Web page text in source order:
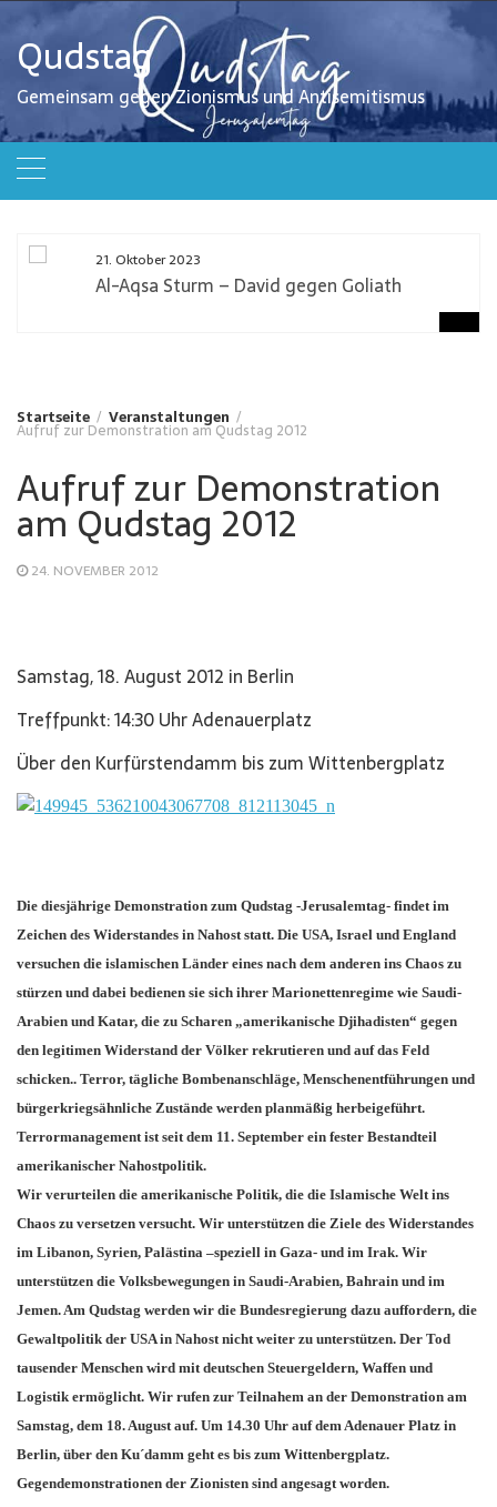
Zum
Inhalt
springen
Qudstag
Gemeinsam gegen Zionismus und Antisemitismus
21. Oktober 2023
Al-Aqsa Sturm – David gegen Goliath
Startseite Veranstaltungen
Aufruf zur Demonstration am Qudstag 2012
Aufruf zur Demonstration
am Qudstag 2012
24. NOVEMBER 2012
Samstag, 18. August 2012 in Berlin
Treffpunkt: 14:30 Uhr Adenauerplatz
Über den Kurfürstendamm bis zum Wittenbergplatz
Die diesjährige Demonstration zum Qudstag -Jerusalemtag- findet im
Zeichen des Widerstandes in Nahost statt. Die USA, Israel und England
versuchen die islamischen Länder eines nach dem anderen ins Chaos zu
stürzen und dabei bedienen sie sich ihrer Marionettenregime wie Saudi-
Arabien und Katar, die zu Scharen „amerikanische Djihadisten“ gegen
den legitimen Widerstand der Völker rekrutieren und auf das Feld
schicken.. Terror, tägliche Bombenanschläge, Menschenentführungen und
bürgerkriegsähnliche Zustände werden planmäßig herbeigeführt.
Terrormanagement ist seit dem 11. September ein fester Bestandteil
amerikanischer Nahostpolitik.
Wir verurteilen die amerikanische Politik, die die Islamische Welt ins
Chaos zu versetzen versucht. Wir unterstützen die Ziele des Widerstandes
im Libanon, Syrien, Palästina –speziell in Gaza- und im Irak. Wir
unterstützen die Volksbewegungen in Saudi-Arabien, Bahrain und im
Jemen. Am Qudstag werden wir die Bundesregierung dazu auffordern, die
Gewaltpolitik der USA in Nahost nicht weiter zu unterstützen. Der Tod
tausender Menschen wird mit deutschen Steuergeldern, Waffen und
Logistik ermöglicht. Wir rufen zur Teilnahem an der Demonstration am
Samstag, dem 18. August auf. Um 14.30 Uhr auf dem Adenauer Platz in
Berlin, über den Ku´damm geht es bis zum Wittenbergplatz.
Gegendemonstrationen der Zionisten sind angesagt worden.